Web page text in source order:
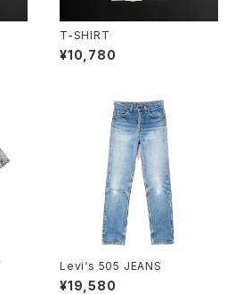
T-SHIRT
¥10,780
Levi‘s 505 JEANS
¥19,580